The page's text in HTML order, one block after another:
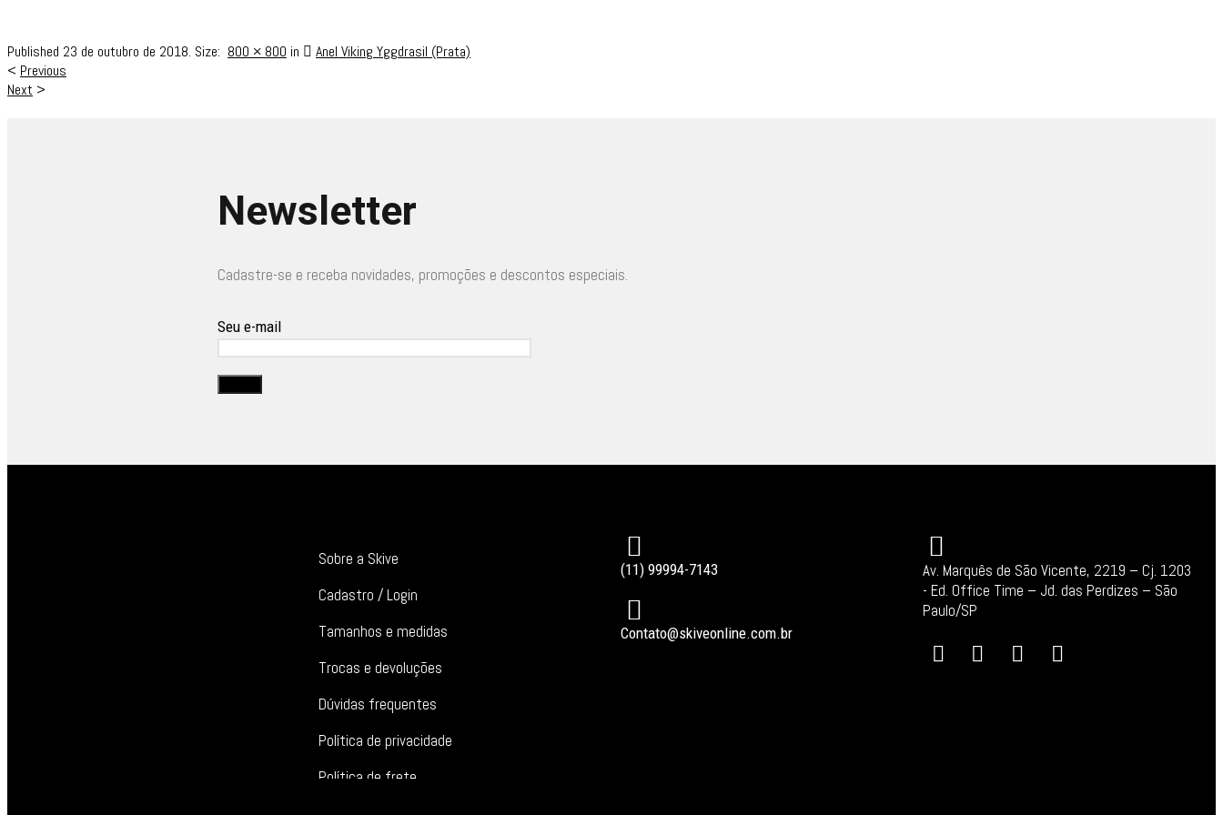
Published 23 de outubro de 2018. Size: 800 × 800 in
Anel Viking Yggdrasil (Prata)
< Previous
Next >
Newsletter
Cadastre-se e receba novidades, promoções e descontos especiais.
Seu e-mail
Sobre a Skive
Cadastro / Login
Tamanhos e medidas
Trocas e devoluções
Dúvidas frequentes
Política de privacidade
Política de frete
(11) 99994-7143
Contato@skiveonline.com.br
Av. Marquês de São Vicente, 2219 – Cj. 1203
- Ed. Office Time – Jd. das Perdizes – São
Paulo/SP